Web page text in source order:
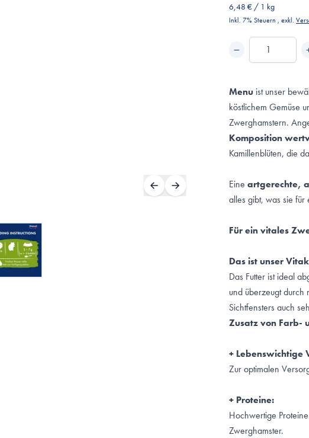
6,48 € / 1 kg
Inkl. 7% Steuern , exkl.
−
Menu ist unser
köstlichem Gemüse
Zwerghamstern.
Komposition
Kamillenblüten, die
Eine artgerechte,
alles gibt, was sie für
Für ein vitales
Das ist unser
Das Futter ist ideal
und überzeugt durch
Sichtfensters auch
Zusatz von Farb-
+ Lebenswichtige
Zur optimalen
+ Proteine:
Hochwertige
Zwerghamster.